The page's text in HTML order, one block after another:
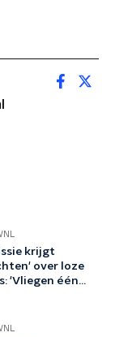
krijgt
over loze
'Vliegen één